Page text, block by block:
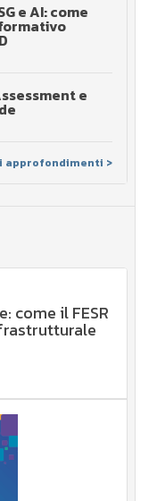
e AI: come
e
approfondimenti >
come il FESR